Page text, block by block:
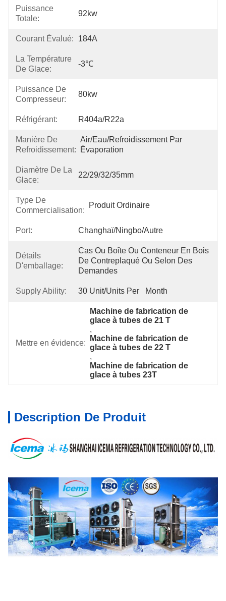
Puissance
Totale:
92kw
Courant Évalué: 184A
La Température
De Glace:
-3℃
Puissance De
Compresseur:
80kw
Réfrigérant: R404a/R22a
Manière De
Refroidissement:
Air/eau/refroidissement Par
Évaporation
Diamètre De La
Glace:
22/29/32/35mm
Type De
Commercialisation:
Produit Ordinaire
Port: Changhaï/Ningbo/autre
Détails
D'emballage:
Cas Ou Boîte Ou Conteneur En Bois
De Contreplaqué Ou Selon Des
Demandes
Supply Ability: 30 Unit/Units Per   Month
Mettre en évidence:
Machine de fabrication de
glace à tubes de 21 T
,
Machine de fabrication de
glace à tubes de 22 T
,
Machine de fabrication de
glace à tubes 23T
Description De Produit